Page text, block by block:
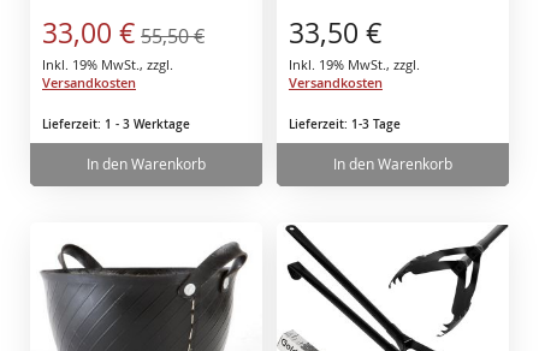
Sonderangebot
33,00 € 55,50 €
Inkl. 19% MwSt. , zzgl.
Versandkosten
Lieferzeit: 1 - 3 Werktage
In den Warenkorb
33,50 €
Inkl. 19% MwSt. , zzgl.
Versandkosten
Lieferzeit: 1-3 Tage
In den Warenkorb